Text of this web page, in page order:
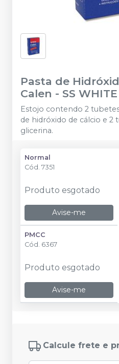
Pasta de
Calen - SS WHITE
Estojo contendo 2
de hidróxido de cálcio e 2
glicerina.
Normal
Cód. 7351
Produto esgotado
Avise-me
PMCC
Cód. 6367
Produto esgotado
Avise-me
Calcule frete e